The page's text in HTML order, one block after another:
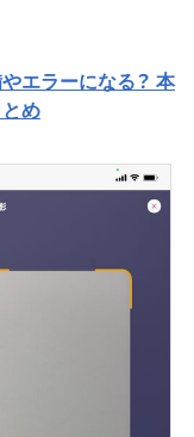
エラーになる？ 本
め